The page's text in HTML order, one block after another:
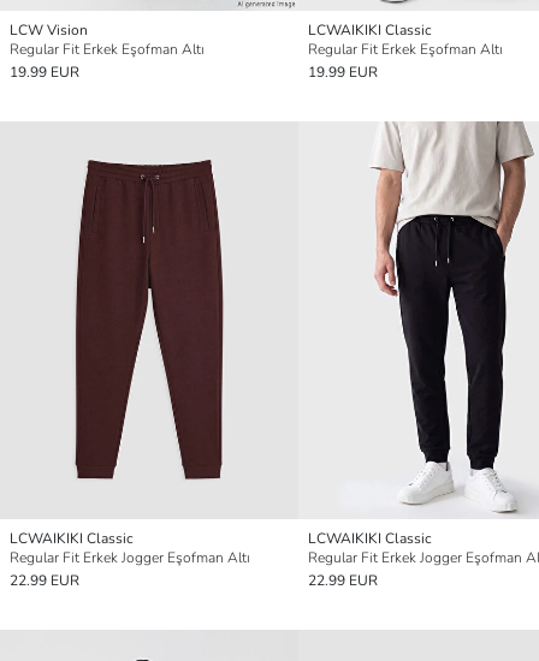
LCW Vision
Regular Fit Erkek Eşofman Altı
19.99 EUR
LCWAIKIKI Classic
Regular Fit Erkek Eşofman Altı
19.99 EUR
LCWAIKIKI Classic
Regular Fit Erkek Jogger Eşofman Altı
22.99 EUR
LCWAIKIKI Classic
Regular Fit Erkek Jogger Eşofman
22.99 EUR